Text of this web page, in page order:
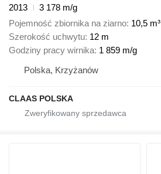
2013
3 178 m/g
Pojemność zbiornika na ziarno 10,5 m³
Szerokość uchwytu 12 m
Godziny pracy wirnika 1 859 m/g
Polska, Krzyżanów
CLAAS POLSKA